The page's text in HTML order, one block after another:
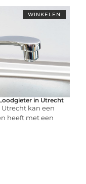
WINKELEN
in Utrecht
kan een
heeft met een